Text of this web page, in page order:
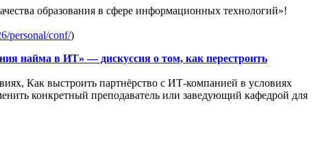
образования в сфере информационных технологий»!
personal/conf/)
найма в ИТ» — дискуссия о том, как перестроить
Как выстроить партнёрство с ИТ-компанией в условиях
конкретный преподаватель или заведующий кафедрой для